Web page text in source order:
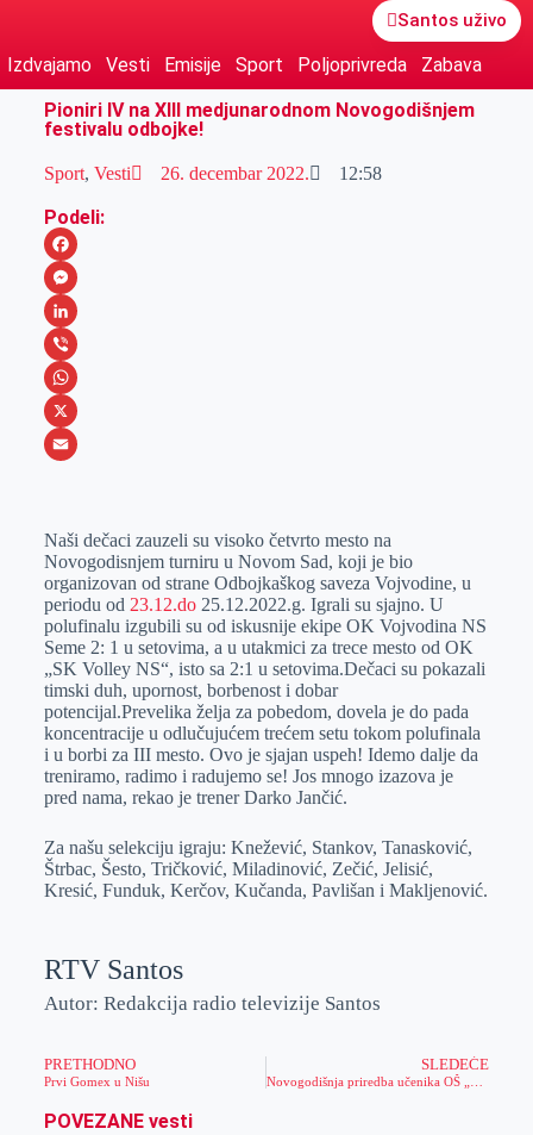
Santos uživo
Izdvajamo Vesti Emisije Sport Poljoprivreda
Zabava
Pioniri IV na XIII medjunarodnom Novogodišnjem
festivalu odbojke!
Sport, Vesti 26. decembar 2022. 12:58
Podeli:
F
a
c
e
b
o
M
e
s
s
e
e
r
L
i
n
k
I
n
V
i
b
W
h
s
A
p
p
X
a
i
l
Naši dečaci zauzeli su visoko četvrto mesto na
Novogodisnjem turniru u Novom Sad, koji je bio
organizovan od strane Odbojkaškog saveza Vojvodine, u
periodu od 23.12.do25.12.2022.g. Igrali su sjajno. U
polufinalu izgubili su od iskusnije ekipe OK Vojvodina NS
Seme 2: 1 u setovima, a u utakmici za trece mesto od OK
„SK Volley NS“, isto sa 2:1 u setovima.Dečaci su pokazali
timski duh, upornost, borbenost i dobar
potencijal.Prevelika želja za pobedom, dovela je do pada
koncentracije u odlučujućem trećem setu tokom polufinala
i u borbi za III mesto. Ovo je sjajan uspeh! Idemo dalje da
treniramo, radimo i radujemo se! Jos mnogo izazova je
pred nama, rekao je trener Darko Jančić.
Za našu selekciju igraju: Knežević, Stankov, Tanasković,
Štrbac, Šesto, Tričković, Miladinović, Zečić, Jelisić,
Kresić, Funduk, Kerčov, Kučanda, Pavlišan i Makljenović.
RTV Santos
Autor: Redakcija radio televizije Santos
PRETHODNO
Prvi Gomex u Nišu
SLEDEĆE
POVEZANE vesti